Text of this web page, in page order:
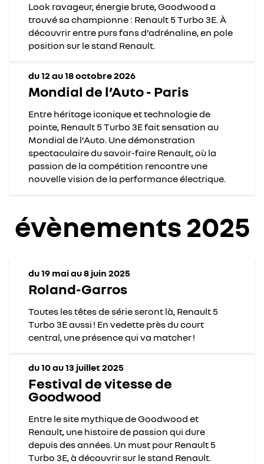
Look ravageur, énergie brute, Goodwood a
trouvé sa championne : Renault 5 Turbo 3E. À
découvrir entre purs fans d’adrénaline, en pole
position sur le stand Renault.
du 12 au 18 octobre 2026
Mondial de l’Auto - Paris
Entre héritage iconique et technologie de
pointe, Renault 5 Turbo 3E fait sensation au
Mondial de l’Auto. Une démonstration
spectaculaire du savoir-faire Renault, où la
passion de la compétition rencontre une
nouvelle vision de la performance électrique.
évènements 2025
du 19 mai au 8 juin 2025
Roland-Garros
Toutes les têtes de série seront là, Renault 5
Turbo 3E aussi ! En vedette près du court
central, une présence qui va matcher !
du 10 au 13 juillet 2025
Festival de vitesse de
Goodwood
Entre le site mythique de Goodwood et
Renault, une histoire de passion qui dure
depuis des années. Un must pour Renault 5
Turbo 3E, à découvrir sur le stand Renault.